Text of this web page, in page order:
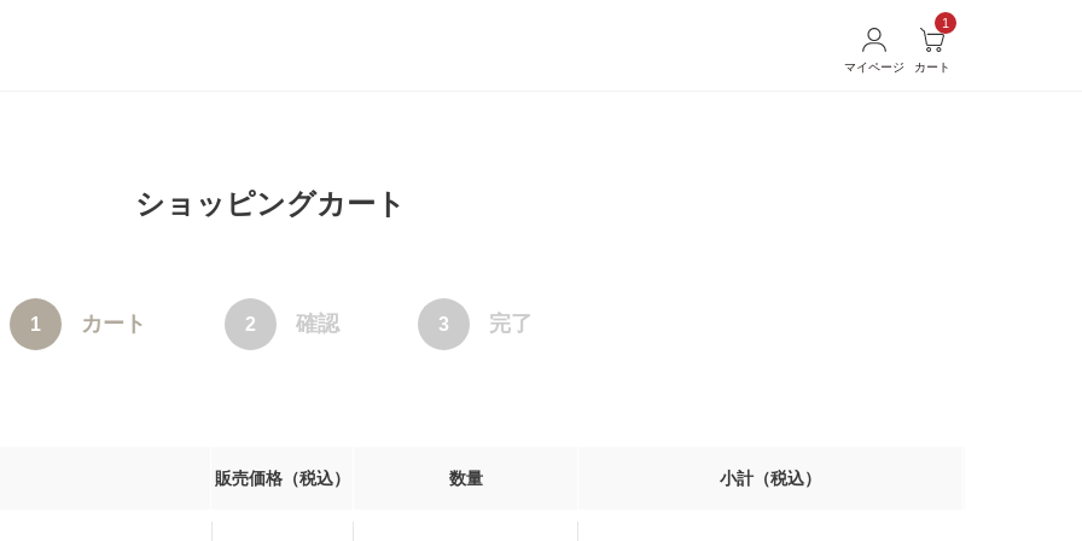
マイページ
1
カート
ショッピングカート
1 カート 2 確認 3 完了
販売価格（税込） 数量 小計（税込）